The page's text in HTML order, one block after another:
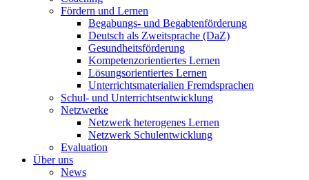
Fördern und Lernen
Begabungs- und Begabtenförderung
Deutsch als Zweitsprache (DaZ)
Gesundheitsförderung
Kompetenzorientiertes Lernen
Lösungsorientiertes Lernen
Unterrichtsmaterialien Fremdsprachen
Schul- und Unterrichtsentwicklung
Netzwerke
Netzwerk heterogenes Lernen
Netzwerk Schulentwicklung
Evaluation
Über uns
News